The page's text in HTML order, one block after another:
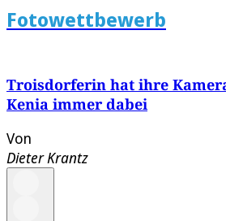
Fotowettbewerb
Troisdorferin hat ihre
Kenia immer dabei
Von
Dieter Krantz